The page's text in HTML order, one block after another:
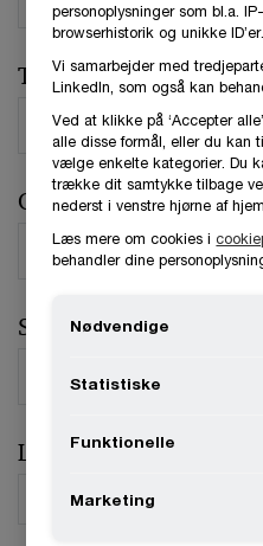
Telefonnummer
Organisation /
Stilling
Land *
personoplysninger som bl.a.
browserhistorik og unikke ID’er.
Vi samarbejder med
LinkedIn, som også kan
Ved at klikke på ‘Accepter
alle disse formål, eller du kan
vælge enkelte kategorier. Du
trække dit samtykke tilbage
nederst i venstre hjørne af
Læs mere om cookies i
behandler dine
Nødvendige
Statistiske
Funktionelle
Marketing